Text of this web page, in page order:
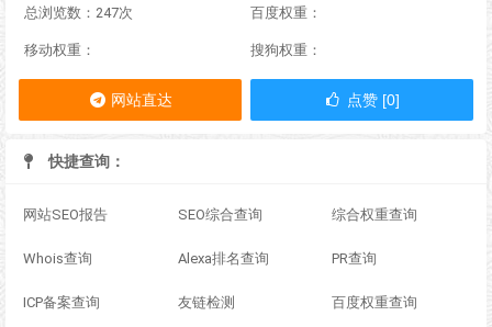
总浏览数：247次 百度权重：
移动权重： 搜狗权重：
网站直达 点赞 [0]
快捷查询：
网站SEO报告 SEO综合查询 综合权重查询
Whois查询 Alexa排名查询 PR查询
ICP备案查询 友链检测 百度权重查询